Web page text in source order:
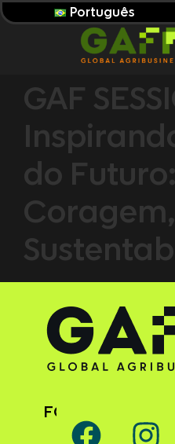
Português
GAF
do Futuro:
FOLLOW